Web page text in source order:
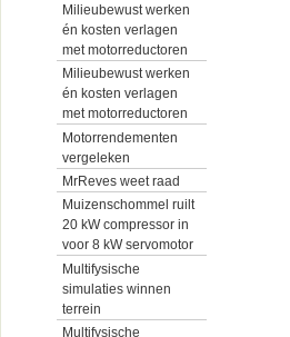
Milieubewust werken
én kosten verlagen
met motorreductoren
Milieubewust werken
én kosten verlagen
met motorreductoren
Motorrendementen
vergeleken
MrReves weet raad
Muizenschommel ruilt
20 kW compressor in
voor 8 kW servomotor
Multifysische
simulaties winnen
terrein
Multifysische